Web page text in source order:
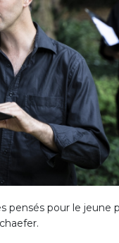
pour le jeune